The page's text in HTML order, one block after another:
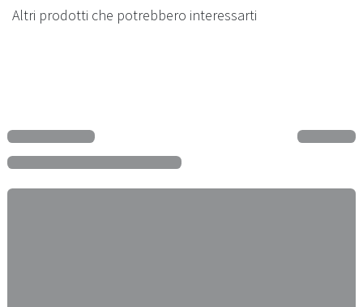
Altri prodotti che potrebbero interessarti